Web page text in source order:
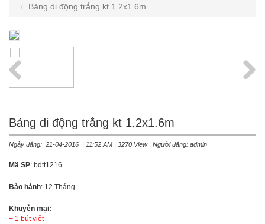
Bảng di động trắng kt 1.2x1.6m
Bảng di động trắng kt 1.2x1.6m
Ngày đăng: 21-04-2016 | 11:52 AM | 3270 View | Người đăng: admin
Mã SP: bdtt1216
Bảo hành: 12 Tháng
Khuyễn mại:
+ 1 bút viết